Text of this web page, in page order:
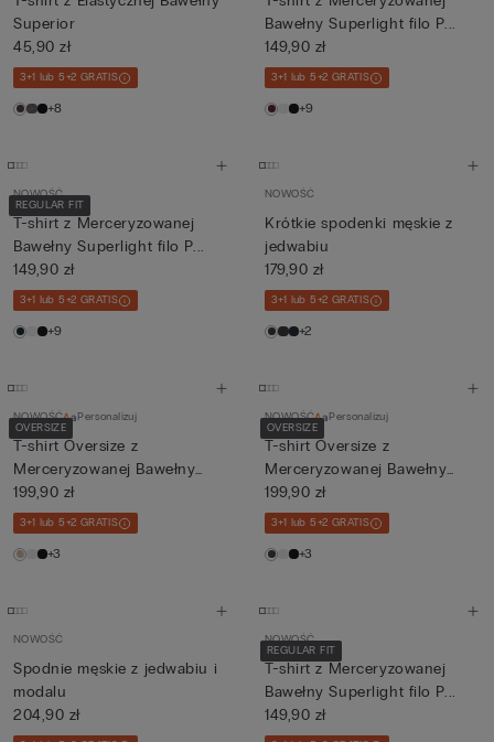
Superior
45,90 zł
3+1 lub 5+2 GRATIS
+8
Bawełny Superlight filo P...
149,90 zł
3+1 lub 5+2 GRATIS
+9
REGULAR FIT
NOWOŚĆ
T-shirt z Merceryzowanej
Bawełny Superlight filo P...
149,90 zł
3+1 lub 5+2 GRATIS
+9
NOWOŚĆ
Krótkie spodenki męskie z
jedwabiu
179,90 zł
3+1 lub 5+2 GRATIS
+2
OVERSIZE
NOWOŚĆ Personalizuj
T-shirt Oversize z
Merceryzowanej Bawełny
Superlig...
199,90 zł
3+1 lub 5+2 GRATIS
+3
OVERSIZE
NOWOŚĆ Personalizuj
T-shirt Oversize z
Merceryzowanej Bawełny
Superlig...
199,90 zł
3+1 lub 5+2 GRATIS
+3
NOWOŚĆ
Spodnie męskie z jedwabiu i
modalu
204,90 zł
REGULAR FIT
NOWOŚĆ
T-shirt z Merceryzowanej
Bawełny Superlight filo P...
149,90 zł